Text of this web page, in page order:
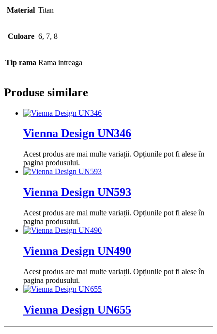
Material Titan
Culoare 6, 7, 8
Tip rama Rama intreaga
Produse similare
Vienna Design UN346
Acest produs are mai multe variații. Opțiunile pot fi alese în
pagina produsului.
Vienna Design UN593
Acest produs are mai multe variații. Opțiunile pot fi alese în
pagina produsului.
Vienna Design UN490
Acest produs are mai multe variații. Opțiunile pot fi alese în
pagina produsului.
Vienna Design UN655